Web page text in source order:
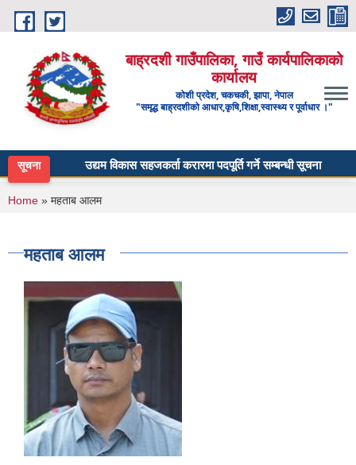
Skip to main content
बाह्रदशी गाउँपालिका, गाउँ कार्यपालिकाको
कार्यालय
कोशी प्रदेश, चकचकी, झापा, नेपाल
"समृद्ध बाह्रदशीको आधार,कृषि,शिक्षा,स्वास्थ्य र पूर्वाधार ।"
सूचना उद्यम विकास सहजकर्ता करारमा पदपूर्ति गर्ने सम्बन्धी सूचना ।
You are here
Home » महताब आलम
महताब आलम